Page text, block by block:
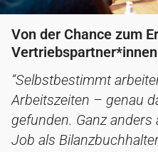
Von der Chance zum
“Selbstbestimmt
Arbeitszeiten – genau
gefunden. Ganz
Job als